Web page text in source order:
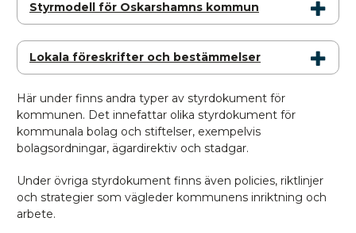
Styrmodell för Oskarshamns kommun
Lokala föreskrifter och bestämmelser
Här under finns andra typer av styrdokument för
kommunen. Det innefattar olika styrdokument för
kommunala bolag och stiftelser, exempelvis
bolagsordningar, ägardirektiv och stadgar.
Under övriga styrdokument finns även policies, riktlinjer
och strategier som vägleder kommunens inriktning och
arbete.